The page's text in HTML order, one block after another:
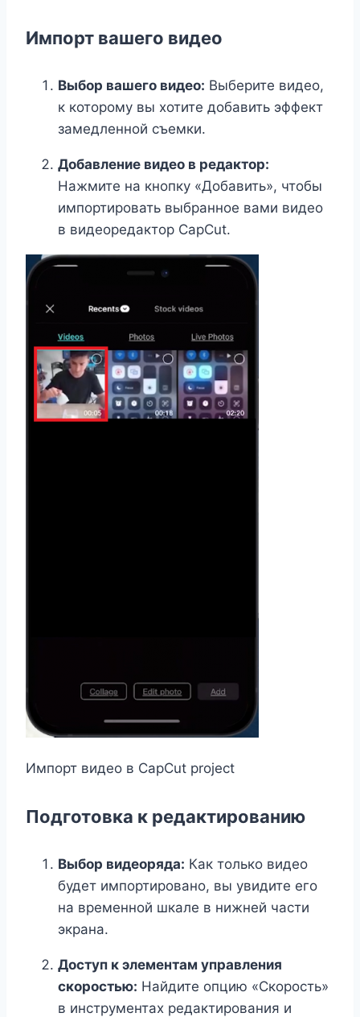
Импорт вашего видео
Выбор вашего видео: Выберите видео,
к которому вы хотите добавить эффект
замедленной съемки.
Добавление видео в редактор:
Нажмите на кнопку «Добавить», чтобы
импортировать выбранное вами видео
в видеоредактор CapCut.
Импорт видео в CapCut project
Подготовка к редактированию
Выбор видеоряда: Как только видео
будет импортировано, вы увидите его
на временной шкале в нижней части
экрана.
Доступ к элементам управления
скоростью: Найдите опцию «Скорость»
в инструментах редактирования и